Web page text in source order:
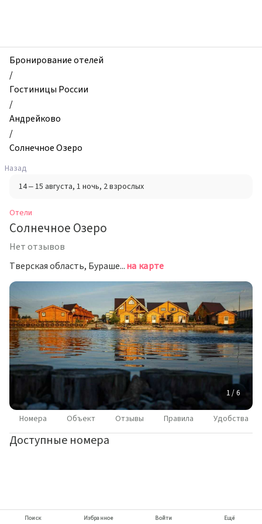
Солнечное
Озеро,
Андрейково,
Россия
Бронирование отелей
/
Гостиницы России
/
Андрейково
/
Солнечное Озеро
Назад
14 – 15 августа, 1 ночь, 2 взрослых
Отели
Солнечное Озеро
Нет отзывов
Тверская область, Бурашевское с/п район, дер. Андрейково, ул. Спортивная, д. 7на карте
1 / 6
Номера Объект Отзывы Правила Удобства
Доступные номера
Поиск Избранное Войти Ещё